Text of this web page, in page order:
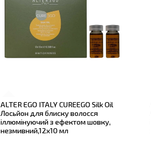
ALTER EGO ITALY CUREEGO Silk Oil
Лосьйон для блиску волосся
іллюмінуючий з ефектом шовку,
незмивний,12х10 мл